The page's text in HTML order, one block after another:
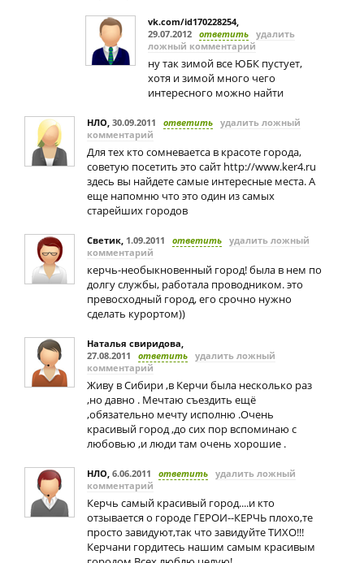
vk.com/id170228254,
29.07.2012 ответить удалить
ложный комментарий
ну так зимой все ЮБК пустует,
хотя и зимой много чего
интересного можно найти
НЛО, 30.09.2011 ответить удалить ложный
комментарий
Для тех кто сомневаетса в красоте города,
советую посетить это сайт http://www.ker4.ru
здесь вы найдете самые интересные места. А
еще напомню что это один из самых
старейших городов
Светик, 1.09.2011 ответить удалить ложный
комментарий
керчь-необыкновенный город! была в нем по
долгу службы, работала проводником. это
превосходный город, его срочно нужно
сделать курортом))
Наталья свиридова,
27.08.2011
ответить удалить ложный
комментарий
Живу в Сибири ,в Керчи была несколько раз
,но давно . Мечтаю съездить ещё
,обязательно мечту исполню .Очень
красивый город ,до сих пор вспоминаю с
любовью ,и люди там очень хорошие .
НЛО, 6.06.2011 ответить удалить ложный
комментарий
Керчь самый красивый город....и кто
отзывается о городе ГЕРОИ--КЕРЧЬ плохо,те
просто завидуют,так что завидуйте ТИХО!!!
Керчани гордитесь нашим самым красивым